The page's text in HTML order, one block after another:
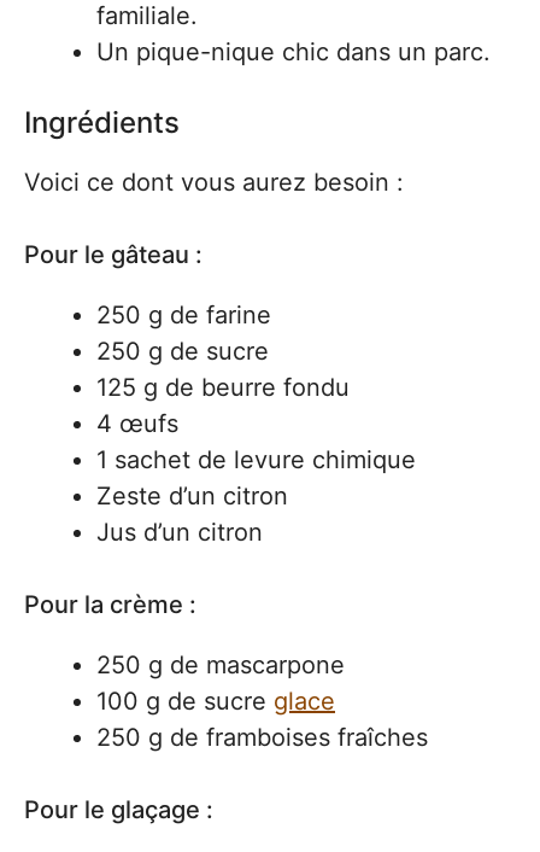
familiale.
Un pique-nique chic dans un parc.
Ingrédients
Voici ce dont vous aurez besoin :
Pour le gâteau :
250 g de farine
250 g de sucre
125 g de beurre fondu
4 œufs
1 sachet de levure chimique
Zeste d’un citron
Jus d’un citron
Pour la crème :
250 g de mascarpone
100 g de sucre glace
250 g de framboises fraîches
Pour le glaçage :